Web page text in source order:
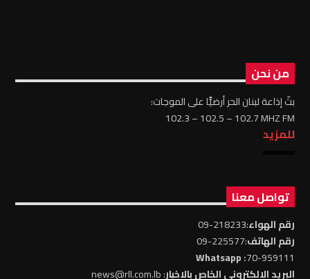
من نحن
بثّ إذاعة لبنان الحر أرضيًّا على الموجات:
102.3 – 102.5 – 102.7 MHZ FM
للمزيد
تواصل معنا
رقم الهواء:218233-09
رقم الهاتف:225577-09
70-959111
: Whatsapp
البريد الالكتروني الخاص بالاخبار: news@rll.com.lb